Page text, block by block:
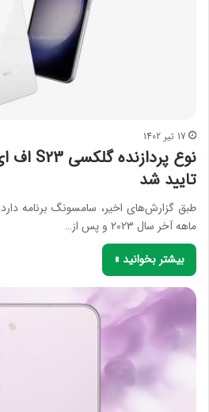
17 تیر 1402
تایید شد
ماهه آخر سال 2023 و پس از…
بیشتر بخوانید »